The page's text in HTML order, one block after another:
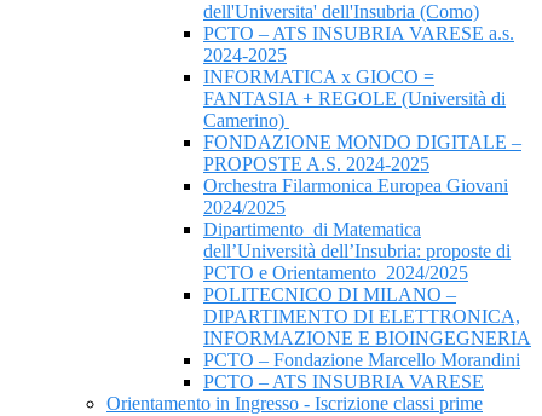
dell'Universita' dell'Insubria (Como)
PCTO – ATS INSUBRIA VARESE a.s.
2024-2025
INFORMATICA x GIOCO =
FANTASIA + REGOLE (Università di
Camerino)
FONDAZIONE MONDO DIGITALE –
PROPOSTE A.S. 2024-2025
Orchestra Filarmonica Europea Giovani
2024/2025
Dipartimento di Matematica
dell’Università dell’Insubria: proposte di
PCTO e Orientamento 2024/2025
POLITECNICO DI MILANO –
DIPARTIMENTO DI ELETTRONICA,
INFORMAZIONE E BIOINGEGNERIA
PCTO – Fondazione Marcello Morandini
PCTO – ATS INSUBRIA VARESE
Orientamento in Ingresso - Iscrizione classi prime